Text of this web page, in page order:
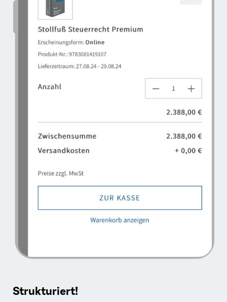
Strukturiert!